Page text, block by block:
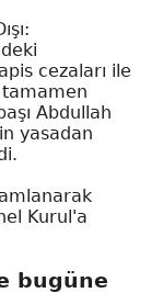
cezaları ile
Abdullah
yasadan
Kurul'a
bugüne